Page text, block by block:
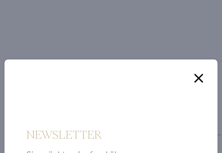
NEWSLETTER